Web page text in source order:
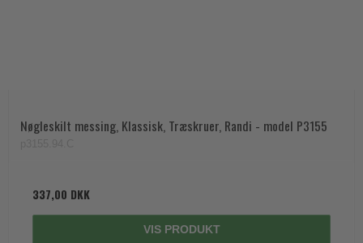
Nøgleskilt messing, Klassisk, Træskruer, Randi - model P3155
337,00 DKK
VIS PRODUKT